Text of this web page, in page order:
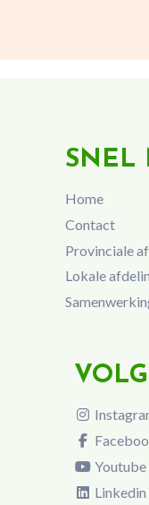
SNEL
Home
Contact
Provinciale
Lokale
Youtube
Linkedin